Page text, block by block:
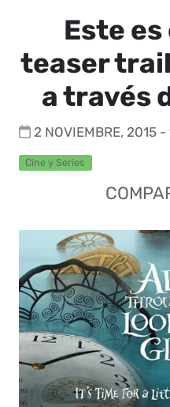
Este
teaser
a través
2 NOVIEMBRE, 2015 -
Cine y Series